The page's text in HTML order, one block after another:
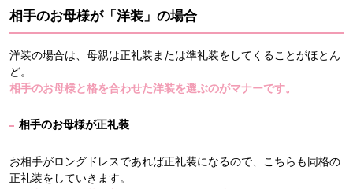
相手のお母様が「洋装」の場合
洋装の場合は、母親は正礼装または準礼装をしてくることがほとん
ど。
相手のお母様と格を合わせた洋装を選ぶのがマナーです。
相手のお母様が正礼装
お相手がロングドレスであれば正礼装になるので、こちらも同格の
正礼装をしていきます。